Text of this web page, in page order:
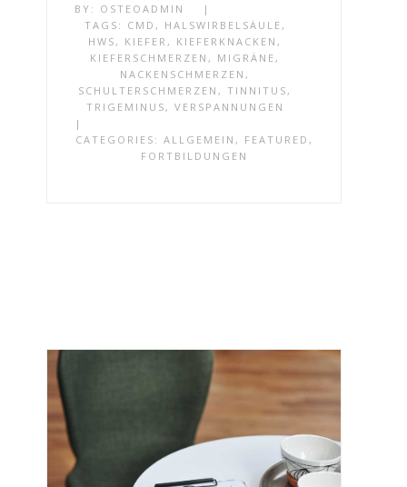
BY: OSTEOADMIN
|
TAGS: CMD , HALSWIRBELSÄULE ,
HWS , KIEFER , KIEFERKNACKEN ,
KIEFERSCHMERZEN , MIGRÄNE ,
NACKENSCHMERZEN ,
SCHULTERSCHMERZEN ,TINNITUS ,
TRIGEMINUS , VERSPANNUNGEN
|
CATEGORIES: ALLGEMEIN , FEATURED ,
FORTBILDUNGEN